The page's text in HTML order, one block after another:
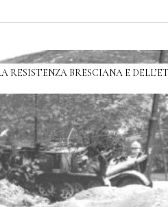
RESISTENZA BRESCIANA E